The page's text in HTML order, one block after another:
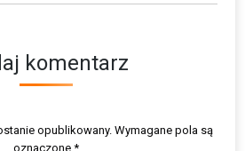
komentarz
opublikowany. Wymagane pola są
oznaczone *